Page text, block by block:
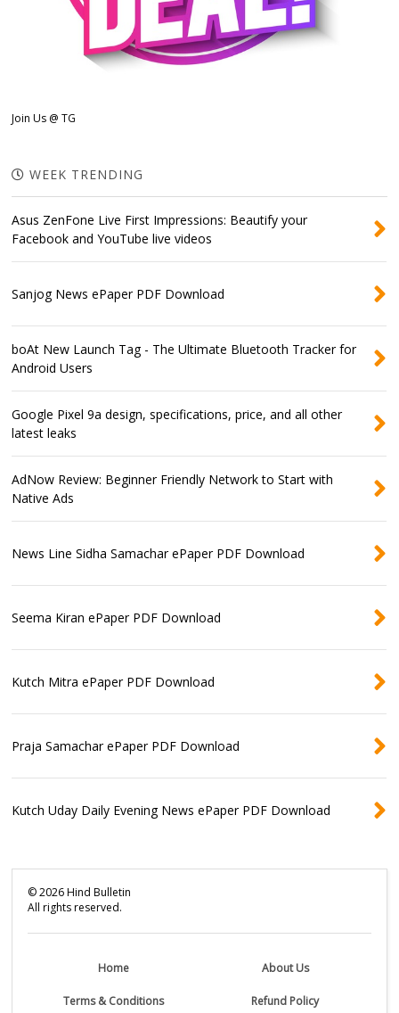
Join Us @ TG
WEEK TRENDING
Asus ZenFone Live First Impressions: Beautify your
Facebook and YouTube live videos
Sanjog News ePaper PDF Download
boAt New Launch Tag - The Ultimate Bluetooth Tracker for
Android Users
Google Pixel 9a design, specifications, price, and all other
latest leaks
AdNow Review: Beginner Friendly Network to Start with
Native Ads
News Line Sidha Samachar ePaper PDF Download
Seema Kiran ePaper PDF Download
Kutch Mitra ePaper PDF Download
Praja Samachar ePaper PDF Download
Kutch Uday Daily Evening News ePaper PDF Download
©2026Hind Bulletin
All rights reserved.
Home About Us
Terms & Conditions Refund Policy